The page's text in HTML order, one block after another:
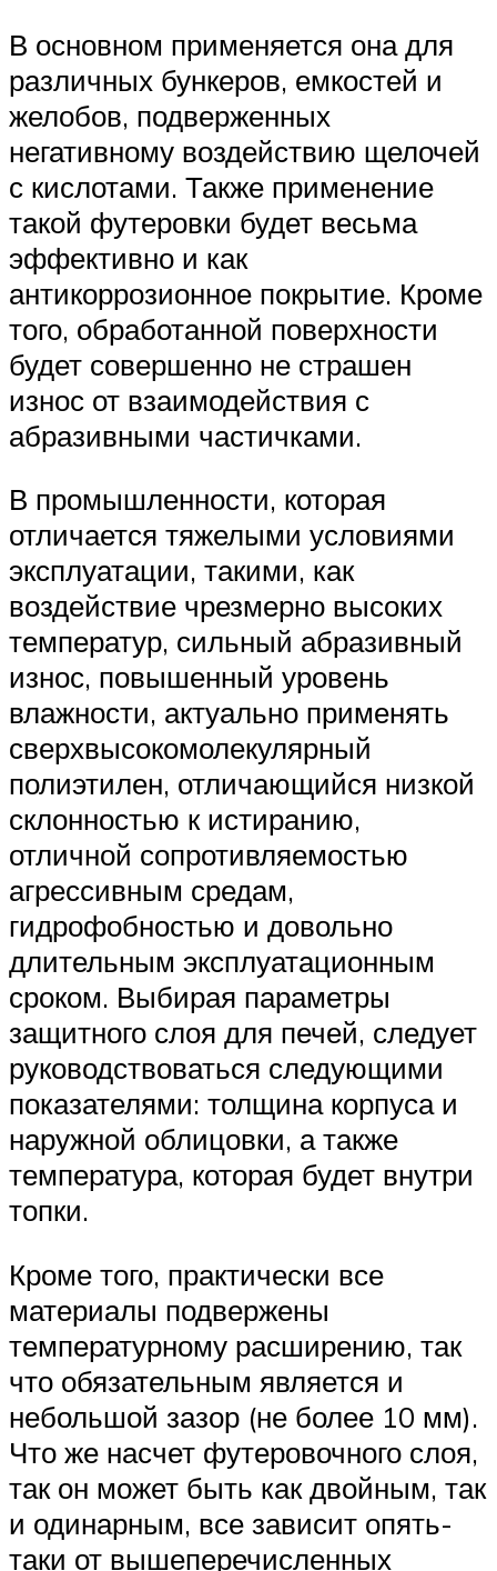
В основном применяется она для
различных бункеров, емкостей и
желобов, подверженных
негативному воздействию щелочей
с кислотами. Также применение
такой футеровки будет весьма
эффективно и как
антикоррозионное покрытие. Кроме
того, обработанной поверхности
будет совершенно не страшен
износ от взаимодействия с
абразивными частичками.
В промышленности, которая
отличается тяжелыми условиями
эксплуатации, такими, как
воздействие чрезмерно высоких
температур, сильный абразивный
износ, повышенный уровень
влажности, актуально применять
сверхвысокомолекулярный
полиэтилен, отличающийся низкой
склонностью к истиранию,
отличной сопротивляемостью
агрессивным средам,
гидрофобностью и довольно
длительным эксплуатационным
сроком. Выбирая параметры
защитного слоя для печей, следует
руководствоваться следующими
показателями: толщина корпуса и
наружной облицовки, а также
температура, которая будет внутри
топки.
Кроме того, практически все
материалы подвержены
температурному расширению, так
что обязательным является и
небольшой зазор (не более 10 мм).
Что же насчет футеровочного слоя,
так он может быть как двойным, так
и одинарным, все зависит опять-
таки от вышеперечисленных